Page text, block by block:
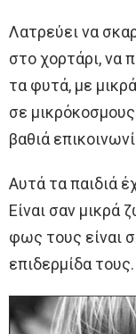
Λατρεύει να
στο χορτάρι, να
τα φυτά, με
σε
βαθιά
Αυτά τα παιδιά
Είναι σαν μικρά
φως τους είναι
επιδερμίδα τους.